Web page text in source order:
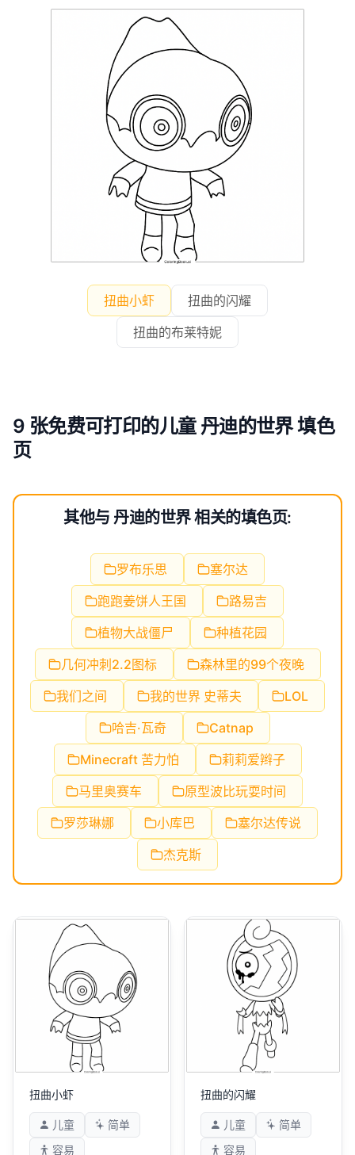
扭曲小虾
扭曲的闪耀
扭曲的布莱特妮
9 张免费可打印的儿童 丹迪的世界 填色
页
其他与 丹迪的世界 相关的填色页:
罗布乐思
塞尔达
跑跑姜饼人王国
路易吉
植物大战僵尸
种植花园
几何冲刺2.2图标
森林里的99个夜晚
我们之间
我的世界 史蒂夫
LOL
哈吉·瓦奇
Catnap
Minecraft 苦力怕
莉莉爱辫子
马里奥赛车
原型波比玩耍时间
罗莎琳娜
小库巴
塞尔达传说
杰克斯
扭曲小虾
儿童
简单
容易
扭曲的闪耀
儿童
简单
容易